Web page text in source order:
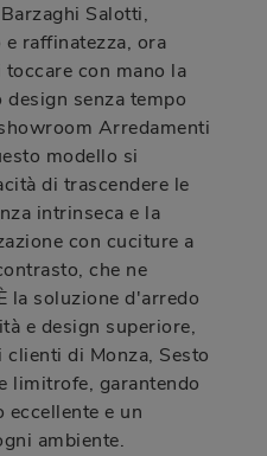
Salotti,
raffinatezza, ora
con mano la
senza tempo
Arredamenti
modello si
di trascendere le
intrinseca e la
con cuciture a
che ne
la soluzione d'arredo
e design superiore,
di Monza, Sesto
limitrofe, garantendo
e un
ambiente.